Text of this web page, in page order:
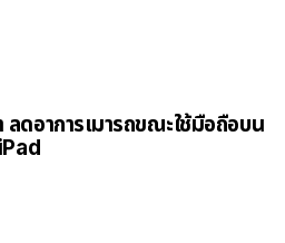
ดอาการเมารถขณะใช้มือถือบน